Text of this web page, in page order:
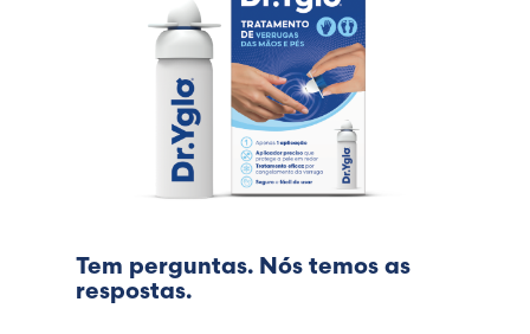
Tem perguntas. Nós temos as
respostas.